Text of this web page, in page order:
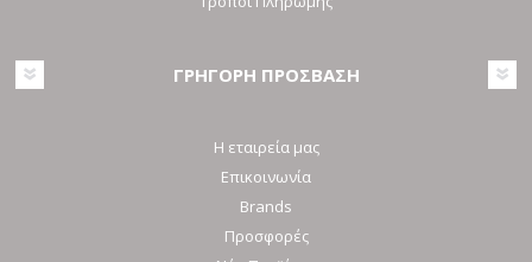
ΓΡΗΓΟΡΗ ΠΡΟΣΒΑΣΗ
Η εταιρεία μας
Επικοινωνία
Brands
Προσφορές